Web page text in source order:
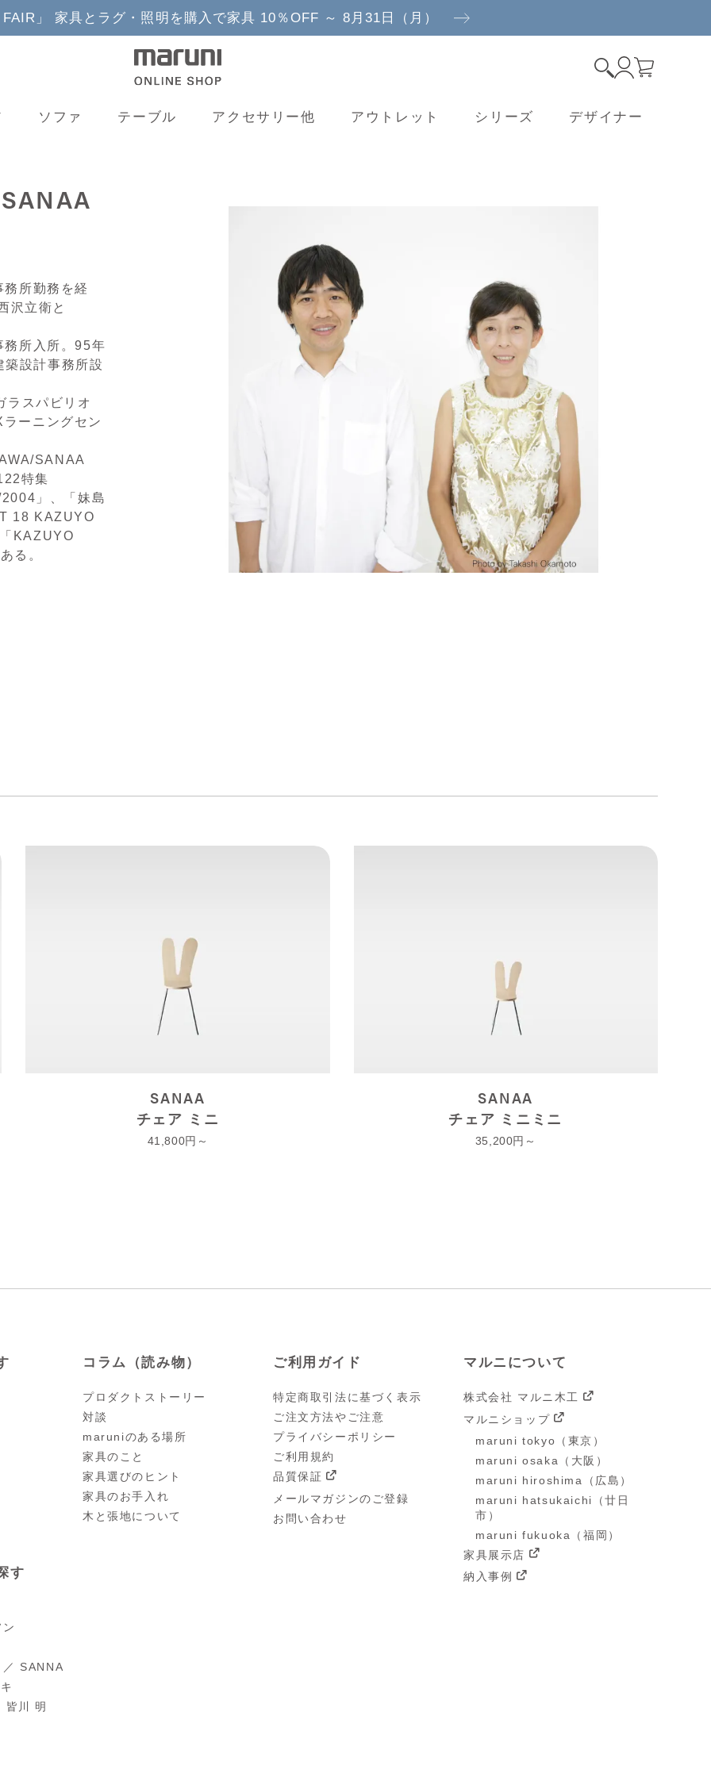
」 家具とラグ・照明を購入で家具 10％OFF ～ 8月31日（月）
ソファ テーブル アクセサリー他 アウトレット シリーズ デザイナー
所勤務を経
沢立衛と
務所入所。95年
設計事務所設
ラスパビリオ
ーニングセン
SANAA
特集
」、「妹島
18 KAZUYO
KAZUYO
る。
SANAA
チェア ミニ
41,800
SANAA
チェア ミニミニ
35,200
す
／ SANNA
川 明
コラム（読み物）
プロダクトストーリー
対談
maruniのある場所
家具のこと
家具選びのヒント
家具のお手入れ
木と張地について
ご利用ガイド
特定商取引法に基づく表示
ご注文方法やご注意
プライバシーポリシー
ご利用規約
品質保証
メールマガジンのご登録
お問い合わせ
マルニについて
株式会社 マルニ木工
マルニショップ
maruni tokyo（東京）
maruni osaka（大阪）
maruni hiroshima（広島）
maruni hatsukaichi（廿日
市）
maruni fukuoka（福岡）
家具展示店
納入事例